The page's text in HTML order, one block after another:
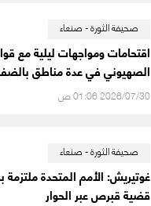
صحيفة الثورة - صنعاء
اقتحامات ومواجهات ليلية مع
الصهيوني في عدة مناطق
2026/07/30 01:06 ص
صحيفة الثورة - صنعاء
غوتيريش: الأمم المتحدة
قضية قبرص عبر الحوار